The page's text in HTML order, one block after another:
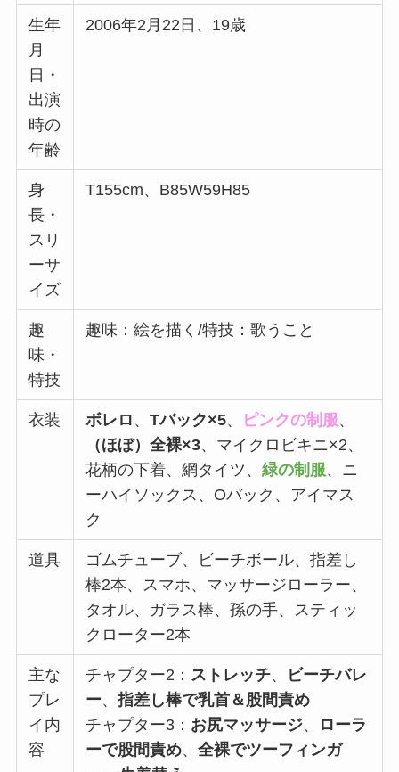
生年
月
日・
出演
時の
年齢
2006年2月22日、19歳
身
長・
スリ
ーサ
イズ
T155cm、B85W59H85
趣
味・
特技
趣味：絵を描く/特技：歌うこと
衣装 ボレロ 、Tバック×5、 ピンクの制服、
（ほぼ）全裸×3、マイクロビキニ×2、
花柄の下着、網タイツ、緑の制服、ニ
ーハイソックス、Oバック、アイマス
ク
道具
ゴムチューブ、ビーチボール、指差し
棒2本、スマホ、マッサージローラー、
タオル、ガラス棒、孫の手、スティッ
クローター2本
主な
プレ
イ内
容
チャプター2： ストレッチ、
ビーチバレ
ー、指差し棒で乳首＆股間責め
チャプター3： お尻マッサージ、
ローラ
ーで股間責め、全裸でツーフィンガ